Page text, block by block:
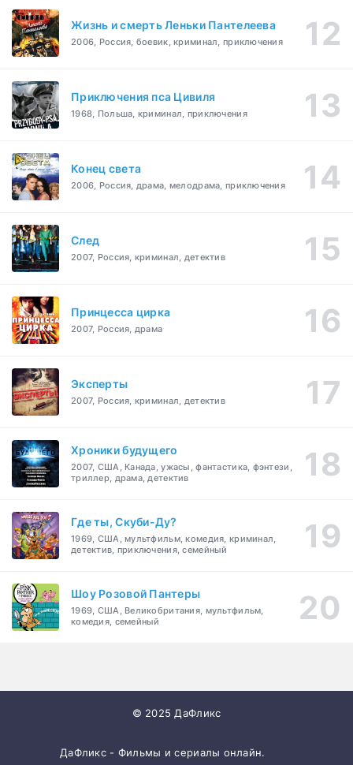
Жизнь и смерть Леньки Пантелеева
2006, Россия, боевик, криминал, приключения
Приключения пса Цивиля
1968, Польша, криминал, приключения
Конец света
2006, Россия, драма, мелодрама, приключения
След
2007, Россия, криминал, детектив
Принцесса цирка
2007, Россия, драма
Эксперты
2007, Россия, криминал, детектив
Хроники будущего
2007, США, Канада, ужасы, фантастика, фэнтези,
триллер, драма, детектив
Где ты, Скуби-Ду?
1969, США, мультфильм, комедия, криминал,
детектив, приключения, семейный
Шоу Розовой Пантеры
1969, США, Великобритания, мультфильм,
комедия, семейный
© 2025 ДаФликс
ДаФликс - Фильмы и сериалы онлайн.